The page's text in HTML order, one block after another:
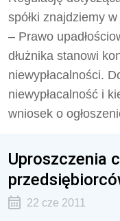
spółki znajdziemy
– Prawo
dłużnika stanowi
niewypłacalności.
niewypłacalność i
wniosek o
Uproszczenia
22 cze 2011